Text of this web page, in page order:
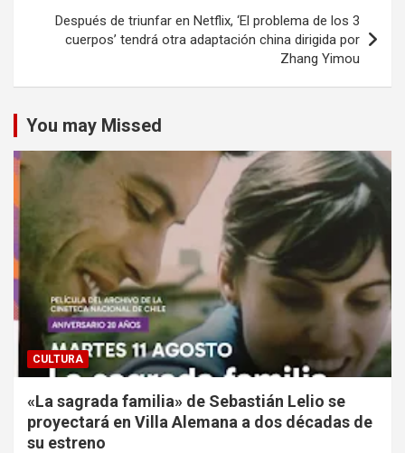
Después de triunfar en Netflix, ‘El problema de los 3
cuerpos’ tendrá otra adaptación china dirigida por
Zhang Yimou
You may Missed
CULTURA
«La sagrada familia» de Sebastián Lelio se
proyectará en Villa Alemana a dos décadas de
su estreno